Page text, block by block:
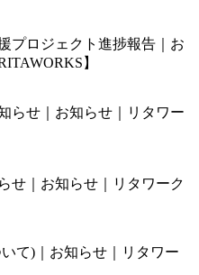
プロジェクト進捗報告｜お
】
せ｜お知らせ｜リタワーク